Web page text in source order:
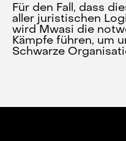
Für den Fall, dass
aller juristischen
wird Mwasi die
Kämpfe führen, um
Schwarze